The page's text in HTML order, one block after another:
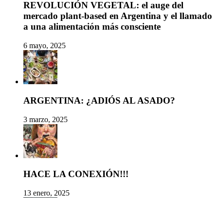
REVOLUCIÓN VEGETAL: el auge del
mercado plant-based en Argentina y el llamado
a una alimentación más consciente
6 mayo, 2025
ARGENTINA: ¿ADIÓS AL ASADO?
3 marzo, 2025
HACE LA CONEXIÓN!!!
13 enero, 2025